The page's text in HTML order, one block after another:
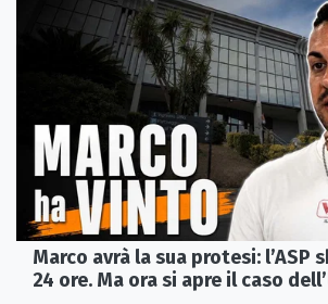
Marco avrà la sua protesi: l’ASP
24 ore. Ma ora si apre il caso